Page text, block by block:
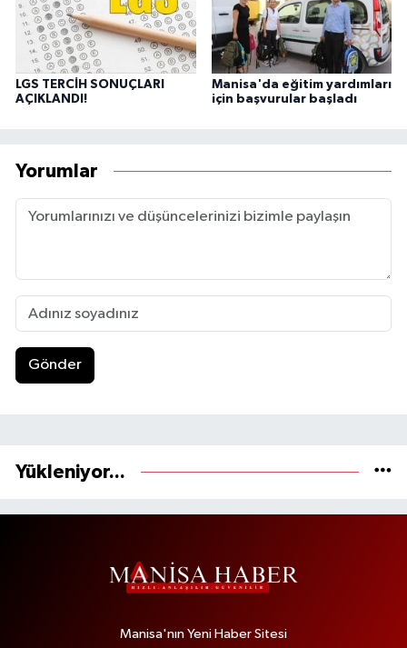
LGS TERCİH SONUÇLARI
AÇIKLANDI!
Manisa'da eğitim yardımları
için başvurular başladı
Yorumlar
Gönder
Yükleniyor...
Manisa'nın Yeni Haber Sitesi